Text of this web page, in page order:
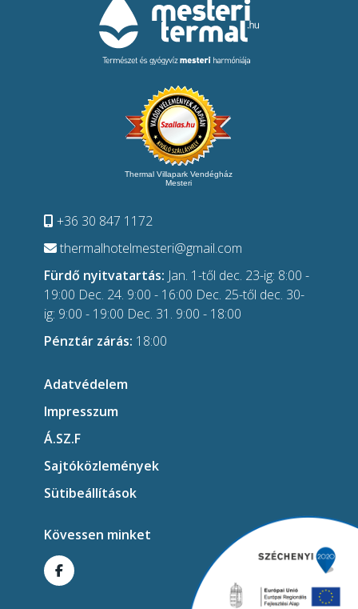
Thermal Villapark Vendégház
Mesteri
+36 30 847 1172
thermalhotelmesteri@gmail.com
Fürdő nyitvatartás: Jan. 1-től dec. 23-ig: 8:00 -
19:00 Dec. 24. 9:00 - 16:00 Dec. 25-től dec. 30-
ig: 9:00 - 19:00 Dec. 31. 9:00 - 18:00
Pénztár zárás: 18:00
Adatvédelem
Impresszum
Á.SZ.F
Sajtóközlemények
Sütibeállítások
Kövessen minket